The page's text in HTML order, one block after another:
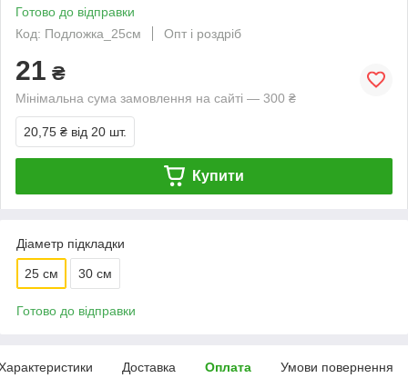
Готово до відправки
Код: Подложка_25см
Опт і роздріб
21 ₴
Мінімальна сума замовлення на сайті — 300 ₴
20,75 ₴ від 20 шт.
Купити
Діаметр підкладки
25 см 30 см
Готово до відправки
Доставка Оплата Умови повернення